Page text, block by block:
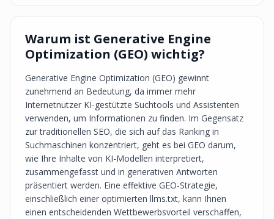
Warum ist Generative Engine
Optimization (GEO) wichtig?
Generative Engine Optimization (GEO) gewinnt
zunehmend an Bedeutung, da immer mehr
Internetnutzer KI-gestützte Suchtools und Assistenten
verwenden, um Informationen zu finden. Im Gegensatz
zur traditionellen SEO, die sich auf das Ranking in
Suchmaschinen konzentriert, geht es bei GEO darum,
wie Ihre Inhalte von KI-Modellen interpretiert,
zusammengefasst und in generativen Antworten
präsentiert werden. Eine effektive GEO-Strategie,
einschließlich einer optimierten llms.txt, kann Ihnen
einen entscheidenden Wettbewerbsvorteil verschaffen,